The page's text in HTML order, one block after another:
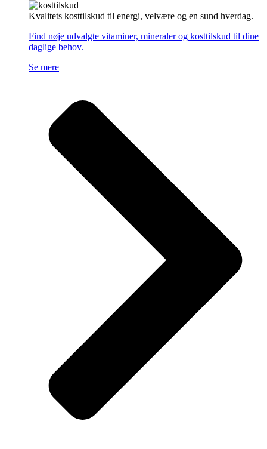
Kvalitets kosttilskud til energi, velvære og en sund hverdag.
Find nøje udvalgte vitaminer, mineraler og kosttilskud til dine
daglige behov.
Se mere